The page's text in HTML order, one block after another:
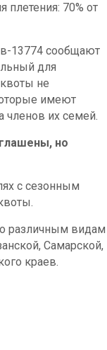
70% от
13774 сообщают
для
не
имеют
членов их семей.
но
с сезонным
различным видам
Самарской,
краев.